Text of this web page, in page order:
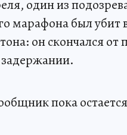
один из
марафона был убит
он скончался
пока